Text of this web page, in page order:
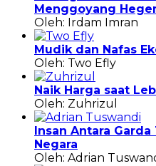
Menggoyang
Oleh: Irdam Imran
Mudik dan Nafas
Oleh: Two Efly
Naik Harga saat
Oleh: Zuhrizul
Insan Antara
Negara
Oleh: Adrian